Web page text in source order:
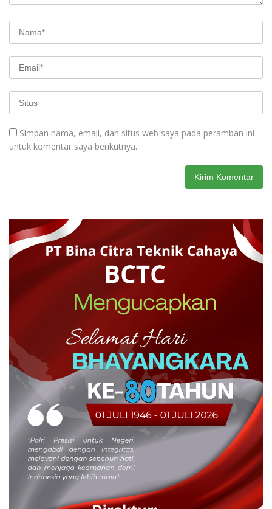
Simpan nama, email, dan situs web saya pada peramban ini
untuk komentar saya berikutnya.